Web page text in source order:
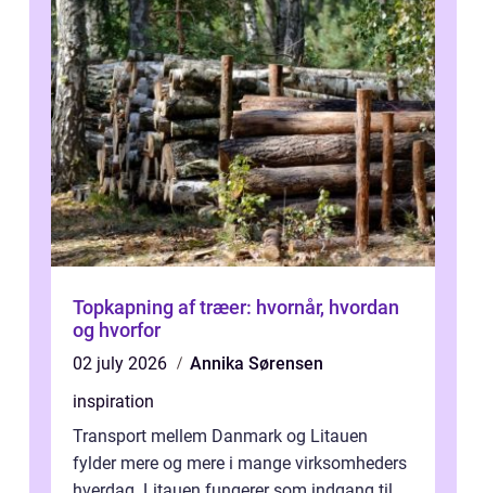
Topkapning af træer: hvornår, hvordan
og hvorfor
02 july 2026
Annika Sørensen
inspiration
Transport mellem Danmark og Litauen
fylder mere og mere i mange virksomheders